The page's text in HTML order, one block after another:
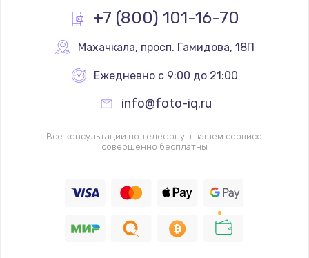
+7 (800) 101-16-70
Махачкала, просп. Гамидова, 18П
Ежедневно с 9:00 до 21:00
info@foto-iq.ru
Все консультации по телефону в нашем сервисе
совершенно бесплатны